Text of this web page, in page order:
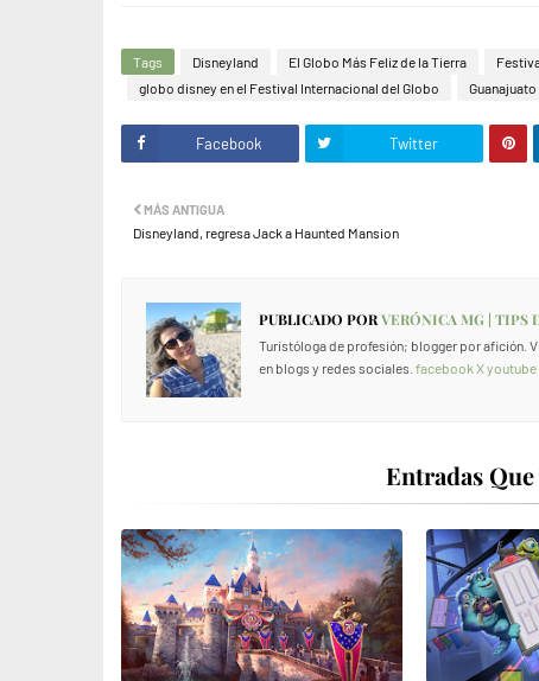
Tags Disneyland El Globo Más Feliz de la Tierra
globo disney en el Festival Internacional del Globo
Guanajuato
Facebook Twitter
MÁS ANTIGUA
Disneyland, regresa Jack a Haunted Mansion
PUBLICADO PORVERÓNICA MG | TIPS
Turistóloga de profesión; blogger por afición.
en blogs y redes sociales. facebook Xyoutube
Entradas